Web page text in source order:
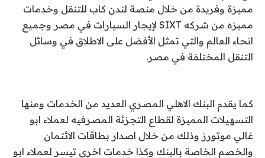
مميزة وفريدة من خلال منصة لندن كاب للتنقل وخدمات
مميزه من شركه SIXT لإيجار السيارات في مصر وجميع
انحاء العالم والتي تمثل الأفضل على الاطلاق في وسائل
التنقل المختلفة في مصر.
كما يقدم البنك الاهلي المصري العديد من الخدمات ومنها
التسهيلات المميزة لقطاع التجزئة المصرفيه لعملاء ابو
غالي موتورز وذلك من خلال اصدار بطاقات الائتمان
والخصم الخاصة بالبنك وكذا خدمات اخرى تيسر لعملاء ابو